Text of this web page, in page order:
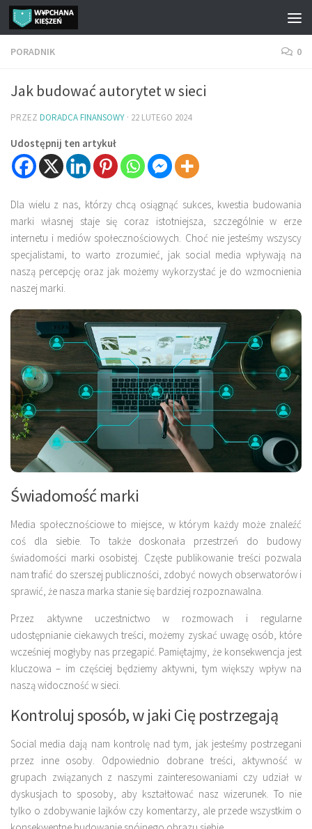
Przejdź do treści
PORADNIK 0
Jak budować autorytet w sieci
PRZEZ DORADCA FINANSOWY · 22 LUTEGO 2024
Udostępnij ten artykuł
Dla wielu z nas, którzy chcą osiągnąć sukces, kwestia budowania
marki własnej staje się coraz istotniejsza, szczególnie w erze
internetu i mediów społecznościowych. Choć nie jesteśmy wszyscy
specjalistami, to warto zrozumieć, jak social media wpływają na
naszą percepcję oraz jak możemy wykorzystać je do wzmocnienia
naszej marki.
Świadomość marki
Media społecznościowe to miejsce, w którym każdy może znaleźć
coś dla siebie. To także doskonała przestrzeń do budowy
świadomości marki osobistej. Częste publikowanie treści pozwala
nam trafić do szerszej publiczności, zdobyć nowych obserwatorów i
sprawić, że nasza marka stanie się bardziej rozpoznawalna.
Przez aktywne uczestnictwo w rozmowach i regularne
udostępnianie ciekawych treści, możemy zyskać uwagę osób, które
wcześniej mogłyby nas przegapić. Pamiętajmy, że konsekwencja jest
kluczowa – im częściej będziemy aktywni, tym większy wpływ na
naszą widoczność w sieci.
Kontroluj sposób, w jaki Cię postrzegają
Social media dają nam kontrolę nad tym, jak jesteśmy postrzegani
przez inne osoby. Odpowiednio dobrane treści, aktywność w
grupach związanych z naszymi zainteresowaniami czy udział w
dyskusjach to sposoby, aby kształtować nasz wizerunek. To nie
tylko o zdobywanie lajków czy komentarzy, ale przede wszystkim o